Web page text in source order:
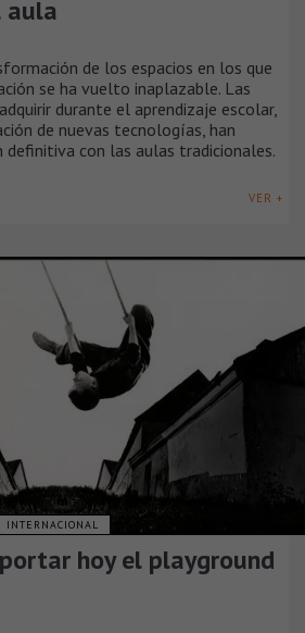
aula
de los espacios en los que
se ha vuelto inaplazable. Las
durante el aprendizaje escolar,
de nuevas tecnologías, han
definitiva con las aulas tradicionales.
VER +
INTERNACIONAL
hoy el playground